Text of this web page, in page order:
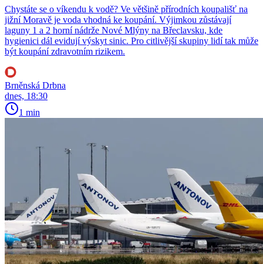
Chystáte se o víkendu k vodě? Ve většině přírodních koupališť na
jižní Moravě je voda vhodná ke koupání. Výjimkou zůstávají
laguny 1 a 2 horní nádrže Nové Mlýny na Břeclavsku, kde
hygienici dál evidují výskyt sinic. Pro citlivější skupiny lidí tak může
být koupání zdravotním rizikem.
Brněnská Drbna
dnes, 18:30
1 min